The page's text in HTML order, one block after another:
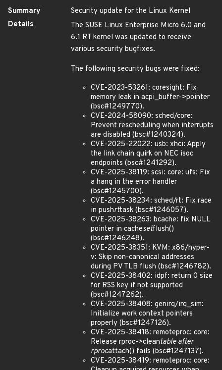
Summary
Security update for the Linux Kernel
Details
The SUSE Linux Enterprise Micro 6.0 and
6.1 RT kernel was updated to receive
various security bugfixes.
The following security bugs were fixed:
CVE-2023-53261: coresight: Fix
memory leak in acpi_buffer->pointer
(bsc#1249770).
CVE-2024-58090: sched/core:
Prevent rescheduling when interrupts
are disabled (bsc#1240324).
CVE-2025-22022: usb: xhci: Apply
the link chain quirk on NEC isoc
endpoints (bsc#1241292).
CVE-2025-38119: scsi: core: ufs: Fix
a hang in the error handler
(bsc#1245700).
CVE-2025-38234: sched/rt: Fix race
in pushrttask (bsc#1246057).
CVE-2025-38263: bcache: fix NULL
pointer in cachesetflush()
(bsc#1246248).
CVE-2025-38351: KVM: x86/hyper-
v: Skip non-canonical addresses
during PV TLB flush (bsc#1246782).
CVE-2025-38402: idpf: return 0 size
for RSS key if not supported
(bsc#1247262).
CVE-2025-38408: genirq/irq_sim:
Initialize work context pointers
properly (bsc#1247126).
CVE-2025-38418: remoteproc: core:
Release rproc->cleantable after
rprocattach() fails (bsc#1247137).
CVE-2025-38419: remoteproc: core: